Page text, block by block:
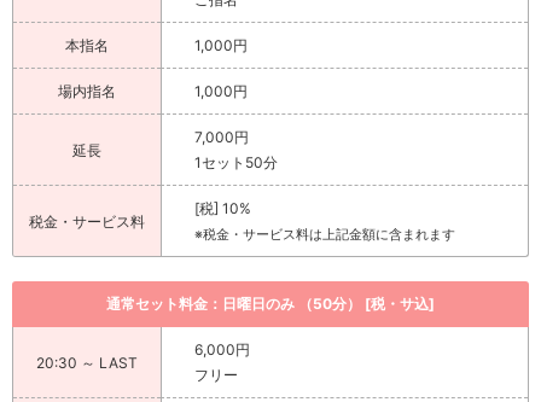
本指名 1,000円
場内指名 1,000円
延長
7,000円
1セット50分
税金・サービス料
[税] 10%
※税金・サービス料は上記金額に含まれます
通常セット料金：日曜日のみ （50分） [税・サ込]
20:30 ～ LAST
6,000円
フリー